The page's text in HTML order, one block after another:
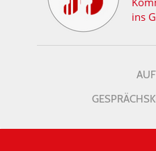
ins